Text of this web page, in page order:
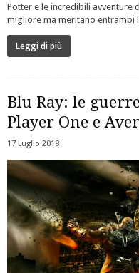
Potter e le incredibili avventure
migliore ma meritano entrambi
Leggi di più
Blu Ray: le
Player One e
17 Luglio 2018